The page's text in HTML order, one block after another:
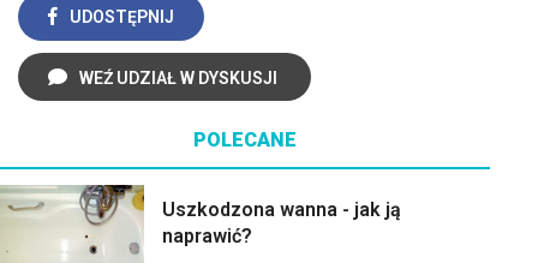
UDOSTĘPNIJ
WEŹ UDZIAŁ W DYSKUSJI
POLECANE
Uszkodzona wanna - jak ją
naprawić?